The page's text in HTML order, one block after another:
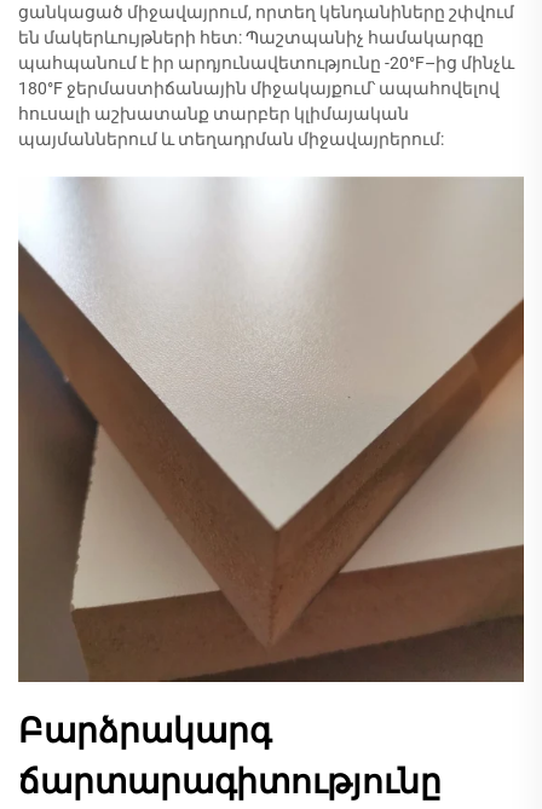
ցանկացած միջավայրում, որտեղ կենդանիները շփվում
են մակերևույթների հետ: Պաշտպանիչ համակարգը
պահպանում է իր արդյունավետությունը -20°F–ից մինչև
180°F ջերմաստիճանային միջակայքում՝ ապահովելով
հուսալի աշխատանք տարբեր կլիմայական
պայմաններում և տեղադրման միջավայրերում:
Բարձրակարգ
ճարտարագիտությունը